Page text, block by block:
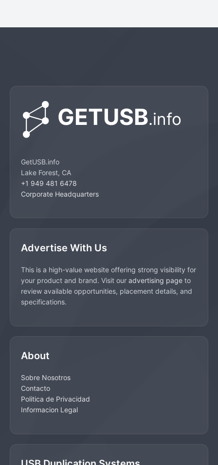
GetUSB.info
Lake Forest, CA
+1 949 481 6478
Corporate Headquarters
Advertise With Us
This is a high-value website offering strong visibility for
your product and brand. Visit our advertising page to
review available opportunities, placement details, and
specifications.
About
Sobre Nosotros
Contacto
Politica de Privacidad
Informacion Legal